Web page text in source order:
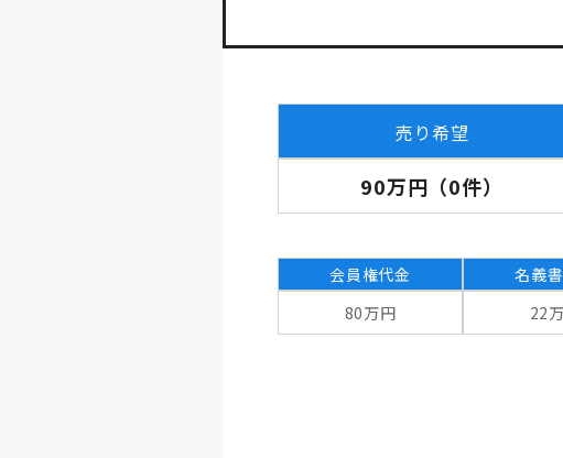
売り希望
90万円 （0件）
会員権代金 名義
80万円
22